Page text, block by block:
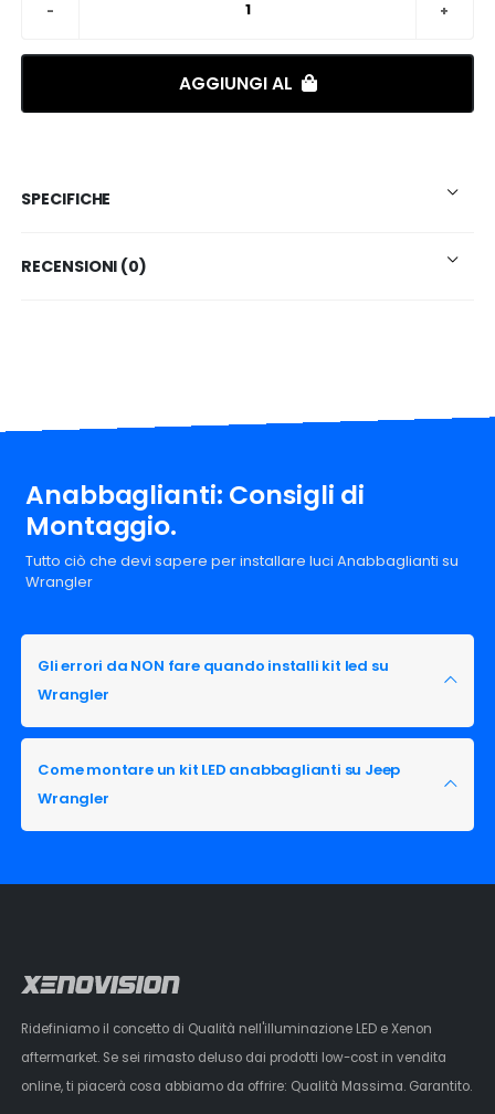
AGGIUNGI AL
SPECIFICHE
RECENSIONI (0)
Anabbaglianti: Consigli di
Montaggio.
Tutto ciò che devi sapere per installare luci Anabbaglianti su
Wrangler
Gli errori da NON fare quando installi kit led su
Wrangler
Come montare un kit LED anabbaglianti su Jeep
Wrangler
Ridefiniamo il concetto di Qualità nell'illuminazione LED e Xenon
aftermarket. Se sei rimasto deluso dai prodotti low-cost in vendita
online, ti piacerà cosa abbiamo da offrire: Qualità Massima. Garantito.